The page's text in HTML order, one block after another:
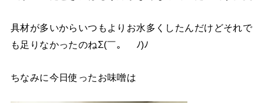
具材が多いからいつもよりお水多くしたんだけどそれで
も足りなかったのねΣ(￣。￣ﾉ)ﾉ
ちなみに今日使ったお味噌は